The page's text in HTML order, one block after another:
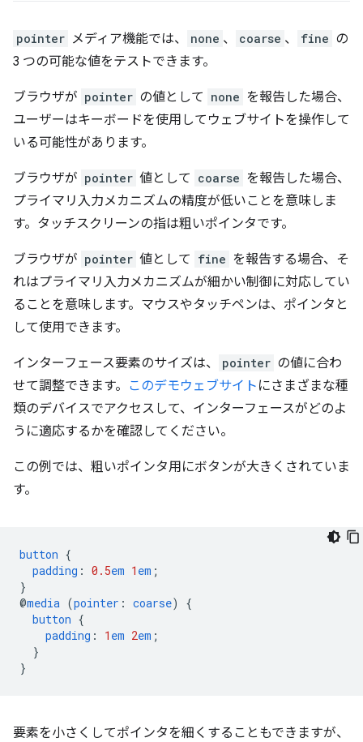
pointer メディア機能では、 none 、 coarse 、 fine の
3 つの可能な値をテストできます。
ブラウザが pointer の値として none を報告した場合、
ユーザーはキーボードを使用してウェブサイトを操作して
いる可能性があります。
ブラウザが pointer 値として coarse を報告した場合、
プライマリ入力メカニズムの精度が低いことを意味しま
す。タッチスクリーンの指は粗いポインタです。
ブラウザが pointer 値として fine を報告する場合、そ
れはプライマリ入力メカニズムが細かい制御に対応してい
ることを意味します。マウスやタッチペンは、ポインタと
して使用できます。
インターフェース要素のサイズは、 pointer の値に合わ
せて調整できます。 このデモウェブサイト にさまざまな種
類のデバイスでアクセスして、インターフェースがどのよ
うに適応するかを確認してください。
この例では、粗いポインタ用にボタンが大きくされていま
す。
button {
padding : 0.5em 1 em ;
}
@media (pointer : coarse)
{
button {
padding : 1 em 2em ;
}
}
要素を小さくしてポインタを細くすることもできますが、